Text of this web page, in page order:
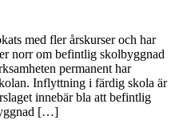
med fler årskurser och har
norr om befintlig skolbyggnad
permanent har
Inflyttning i färdig skola är
innebär bla att befintlig
[…]